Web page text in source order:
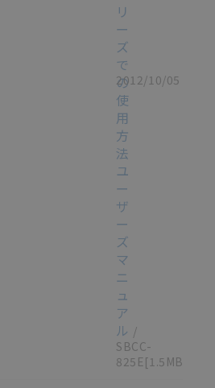
リ
ー
ズ
で
の
使
用
方
法
ユ
ー
ザ
ー
ズ
マ
ニ
ュ
ア
ル /
SBCC-
825E[1.5MB]
2012/10/05